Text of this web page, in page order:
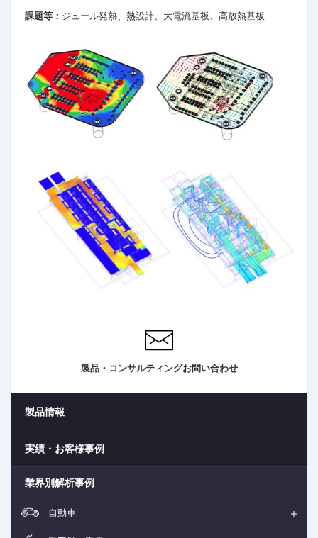
課題等： ジュール発熱、熱設計、大電流基板、高放熱基板
製品・コンサルティングお問い合わせ
製品情報
実績・お客様事例
業界別解析事例
自動車